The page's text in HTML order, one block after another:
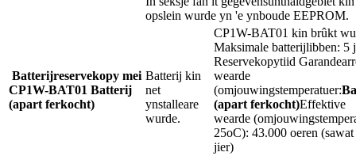
opslein wurde yn 'e ynboude EEPROM.
Batterijreservekopy mei
CP1W-BAT01 Batterij
(apart ferkocht)
Batterij kin
net
ynstalleare
wurde.
CP1W-BAT01 kin brûkt
Maksimale batterijlibben: 5
Reservekopytiid
wearde
(omjouwingstemperatuer:
(apart ferkocht)Effektive
wearde
25oC): 43.000 oeren (sawat
jier)